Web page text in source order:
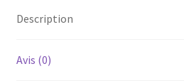
Description
Avis (0)